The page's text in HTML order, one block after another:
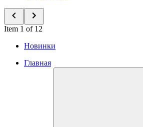
Item 1 of 12
Новинки
Главная